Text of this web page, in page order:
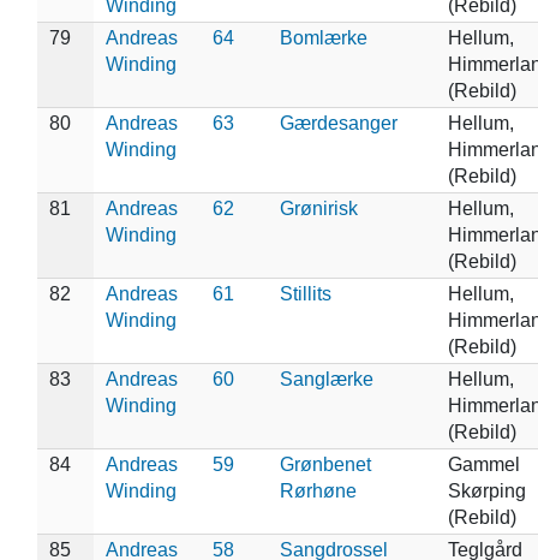
Winding
(Rebild)
79
Andreas
Winding
64 Bomlærke
Hellum,
(Rebild)
80
Andreas
Winding
63 Gærdesanger
Hellum,
(Rebild)
81
Andreas
Winding
62 Grønirisk
Hellum,
(Rebild)
82
Andreas
Winding
61 Stillits
Hellum,
(Rebild)
83
Andreas
Winding
60 Sanglærke
Hellum,
(Rebild)
84
Andreas
Winding
59
Grønbenet
Rørhøne
Gammel
Skørping
(Rebild)
85
Andreas 58 Sangdrossel Teglgård